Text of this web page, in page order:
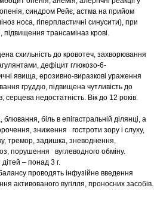
синдром Рейє, астма на прийом
носа, гіперпластичні синусити), при
трансаміназ крові.
схильність до кровотеч, захворювання
дефіцит глюкозо-6-
явища, ерозивно-виразкові ураження
груддю, підвищена чутливість до
недостатність. Вік до 12 років.
біль в епігастральній ділянці, а
зниження гостроти зору і слуху,
тремор, задишка, зневоднення,
порушення вуглеводного обміну.
– понад 3 г.
проводять інфузійне введення
активованого вугілля, проносних засобів.